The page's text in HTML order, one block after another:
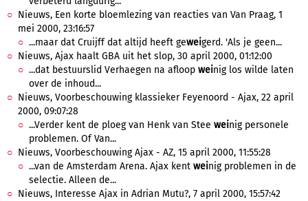
Nieuws, Een korte bloemlezing van reacties van Van Praag, 1
mei 2000, 23:16:57
...maar dat Cruijff dat altijd heeft geweigerd. 'Als je geen...
Nieuws, Ajax haalt GBA uit het slop, 30 april 2000, 01:12:00
...dat bestuurslid Verhaegen na afloop weinig los wilde laten
over de inhoud...
Nieuws, Voorbeschouwing klassieker Feyenoord - Ajax, 22 april
2000, 09:07:28
...Verder kent de ploeg van Henk van Stee weinig personele
problemen. Of Van...
Nieuws, Voorbeschouwing Ajax - AZ, 15 april 2000, 11:55:28
...van de Amsterdam Arena. Ajax kent weinig problemen in de
selectie. Alleen de...
Nieuws, Interesse Ajax in Adrian Mutu?, 7 april 2000, 15:57:42